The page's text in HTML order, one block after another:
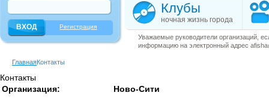
Регистрация
Клубы
ночная жизнь города
Уважаемые руководители организаций,
информацию на электронный адрес
ГлавнаяКонтакты
Контакты
Организация:
Ново-Сити